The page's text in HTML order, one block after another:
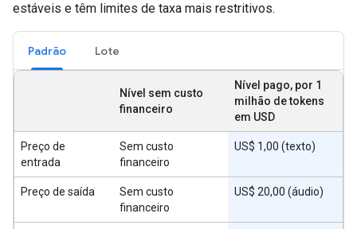
estáveis e têm limites de taxa mais restritivos.
Padrão Lote
Nível sem custo
financeiro
Nível pago, por 1
milhão de tokens
em USD
Preço de
entrada
Sem custo
financeiro
US$ 1,00 (texto)
Preço de saída
Sem custo
financeiro
US$ 20,00 (áudio)